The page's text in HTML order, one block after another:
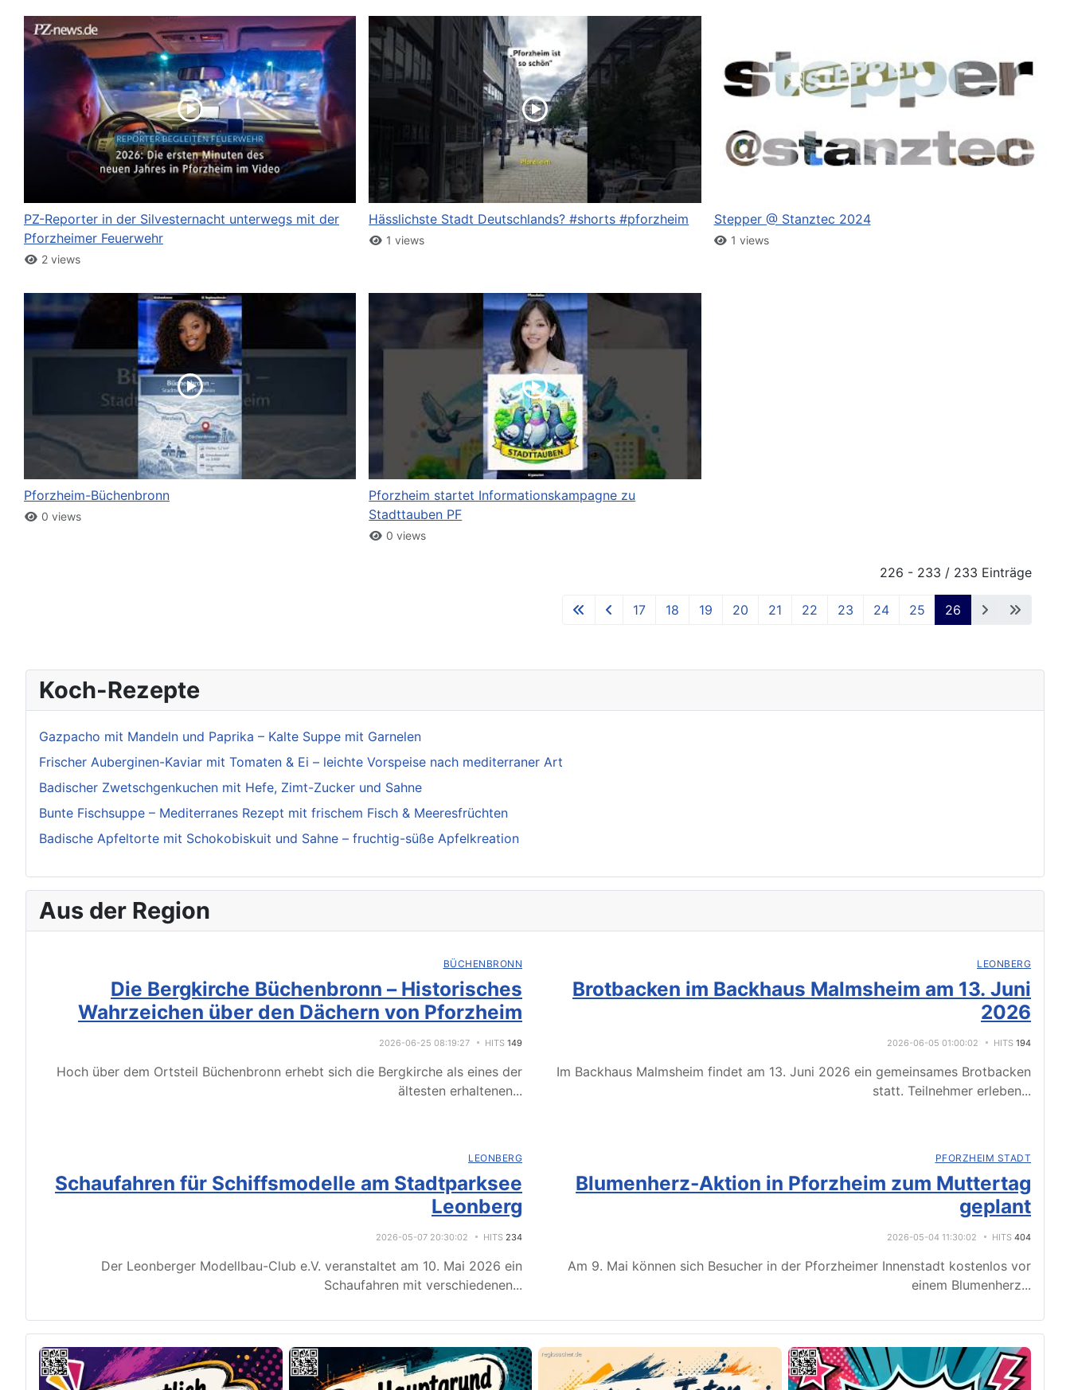
PZ-Reporter in der Silvesternacht unterwegs mit der
Pforzheimer Feuerwehr
2 views
Hässlichste Stadt Deutschlands? #shorts #pforzheim
1 views
Stepper @ Stanztec 2024
1 views
Pforzheim-Büchenbronn
0 views
Pforzheim startet Informationskampagne zu
Stadttauben PF
0 views
226 - 233 / 233 Einträge
17 18 19 20 21 22 23 24 25 26
Koch-Rezepte
Gazpacho mit Mandeln und Paprika – Kalte Suppe mit Garnelen
Frischer Auberginen-Kaviar mit Tomaten & Ei – leichte Vorspeise nach mediterraner Art
Badischer Zwetschgenkuchen mit Hefe, Zimt-Zucker und Sahne
Bunte Fischsuppe – Mediterranes Rezept mit frischem Fisch & Meeresfrüchten
Badische Apfeltorte mit Schokobiskuit und Sahne – fruchtig-süße Apfelkreation
Aus der Region
BÜCHENBRONN
Die Bergkirche Büchenbronn – Historisches
Wahrzeichen über den Dächern von Pforzheim
2026-06-25 08:19:27 HITS 149
Hoch über dem Ortsteil Büchenbronn erhebt sich die Bergkirche als eines der
ältesten erhaltenen...
LEONBERG
Brotbacken im Backhaus Malmsheim am 13. Juni
2026
2026-06-05 01:00:02 HITS 194
Im Backhaus Malmsheim findet am 13. Juni 2026 ein gemeinsames Brotbacken
statt. Teilnehmer erleben...
LEONBERG
Schaufahren für Schiffsmodelle am Stadtparksee
Leonberg
2026-05-07 20:30:02 HITS 234
Der Leonberger Modellbau-Club e.V. veranstaltet am 10. Mai 2026 ein
Schaufahren mit verschiedenen...
PFORZHEIM STADT
Blumenherz-Aktion in Pforzheim zum Muttertag
geplant
2026-05-04 11:30:02 HITS 404
Am 9. Mai können sich Besucher in der Pforzheimer Innenstadt kostenlos vor
einem Blumenherz...